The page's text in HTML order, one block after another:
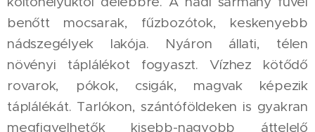
benőtt mocsarak, fűzbozótok, keskenyebb
nádszegélyek lakója. Nyáron állati, télen
növényi táplálékot fogyaszt. Vízhez kötődő
rovarok, pókok, csigák, magvak képezik
táplálékát. Tarlókon, szántóföldeken is gyakran
megfigyelhetők kisebb-nagyobb áttelelő